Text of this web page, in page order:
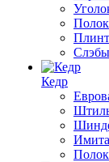
Полок
Слэбы
Кедр
Полок